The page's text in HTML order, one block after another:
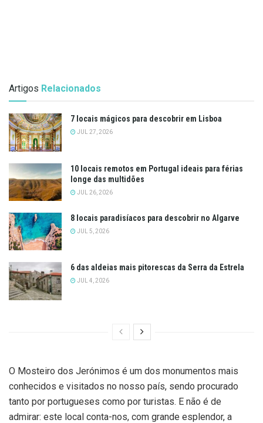
Artigos Relacionados
7 locais mágicos para descobrir em Lisboa
JUL 27, 2026
10 locais remotos em Portugal ideais para férias
longe das multidões
JUL 26, 2026
8 locais paradisíacos para descobrir no Algarve
JUL 5, 2026
6 das aldeias mais pitorescas da Serra da Estrela
JUL 4, 2026
O Mosteiro dos Jerónimos é um dos monumentos mais
conhecidos e visitados no nosso país, sendo procurado
tanto por portugueses como por turistas. E não é de
admirar: este local conta-nos, com grande esplendor, a